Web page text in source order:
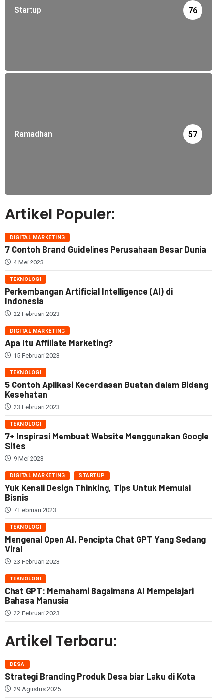
Startup 76
Ramadhan 57
Artikel Populer:
DIGITAL MARKETING
7 Contoh Brand Guidelines Perusahaan Besar Dunia
4 Mei 2023
TEKNOLOGI
Perkembangan Artificial Intelligence (AI) di
Indonesia
22 Februari 2023
DIGITAL MARKETING
Apa Itu Affiliate Marketing?
15 Februari 2023
TEKNOLOGI
5 Contoh Aplikasi Kecerdasan Buatan dalam Bidang
Kesehatan
23 Februari 2023
TEKNOLOGI
7+ Inspirasi Membuat Website Menggunakan Google
Sites
9 Mei 2023
DIGITAL MARKETING STARTUP
Yuk Kenali Design Thinking, Tips Untuk Memulai
Bisnis
7 Februari 2023
TEKNOLOGI
Mengenal Open AI, Pencipta Chat GPT Yang Sedang
Viral
23 Februari 2023
TEKNOLOGI
Chat GPT: Memahami Bagaimana AI Mempelajari
Bahasa Manusia
22 Februari 2023
Artikel Terbaru:
DESA
Strategi Branding Produk Desa biar Laku di Kota
29 Agustus 2025